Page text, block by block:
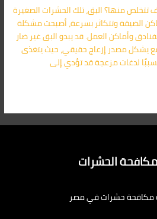
منها؟ البق، تلك الحشرات الصغيرة
الضيقة وتتكاثر بسرعة، أصبحت مشكلة
وأماكن العمل. قد يبدو البق غير ضار
يشكل مصدر إزعاج حقيقي، حيث يتغذى
لدغات مزعجة قد تؤدي إلى
الحشرات
مكافحة حشرات في مصر